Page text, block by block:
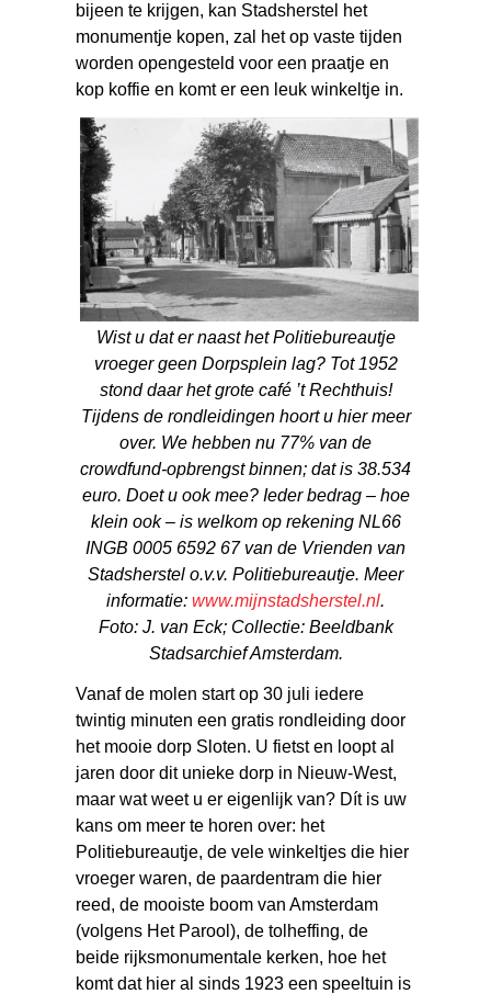
bijeen te krijgen, kan Stadsherstel het
monumentje kopen, zal het op vaste tijden
worden opengesteld voor een praatje en
kop koffie en komt er een leuk winkeltje in.
Wist u dat er naast het Politiebureautje
vroeger geen Dorpsplein lag? Tot 1952
stond daar het grote café ’t Rechthuis!
Tijdens de rondleidingen hoort u hier meer
over. We hebben nu 77% van de
crowdfund-opbrengst binnen; dat is 38.534
euro. Doet u ook mee? Ieder bedrag – hoe
klein ook – is welkom op rekening NL66
INGB 0005 6592 67 van de Vrienden van
Stadsherstel o.v.v. Politiebureautje. Meer
informatie: www.mijnstadsherstel.nl.
Foto: J. van Eck; Collectie: Beeldbank
Stadsarchief Amsterdam.
Vanaf de molen start op 30 juli iedere
twintig minuten een gratis rondleiding door
het mooie dorp Sloten. U fietst en loopt al
jaren door dit unieke dorp in Nieuw-West,
maar wat weet u er eigenlijk van? Dít is uw
kans om meer te horen over: het
Politiebureautje, de vele winkeltjes die hier
vroeger waren, de paardentram die hier
reed, de mooiste boom van Amsterdam
(volgens Het Parool), de tolheffing, de
beide rijksmonumentale kerken, hoe het
komt dat hier al sinds 1923 een speeltuin is